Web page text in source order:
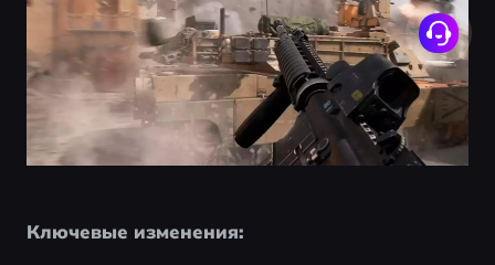
Ключевые изменения: